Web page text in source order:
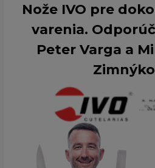
Nože IVO pre
varenia.
Peter Varga a